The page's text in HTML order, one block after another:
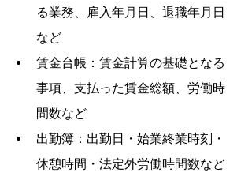
る業務、雇入年月日、退職年月日
など
賃金台帳：賃金計算の基礎となる
事項、支払った賃金総額、労働時
間数など
出勤簿：出勤日・始業終業時刻・
休憩時間・法定外労働時間数など